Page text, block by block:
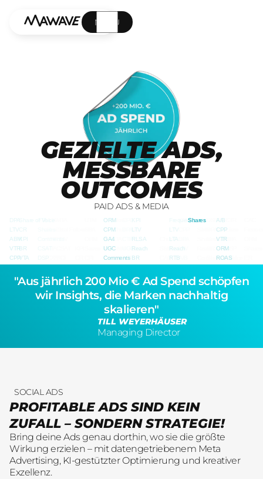
MENÜ
GEZIELTE ADS,
MESSBARE
OUTCOMES
PAID ADS & MEDIA
"Aus jährlich 200 Mio € Ad Spend schöpfen
wir Insights, die Marken nachhaltig
skalieren"
TILL WEYERHÄUSER
Managing Director
SOCIAL ADS
PROFITABLE ADS SIND KEIN
ZUFALL – SONDERN STRATEGIE!
Bring deine Ads genau dorthin, wo sie die größte
Wirkung erzielen – mit datengetriebenem Meta
Advertising, KI-gestützter Optimierung und kreativer
Exzellenz.